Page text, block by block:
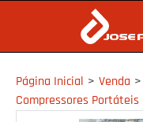
Página Inicial > Venda >
Compressores Portáteis